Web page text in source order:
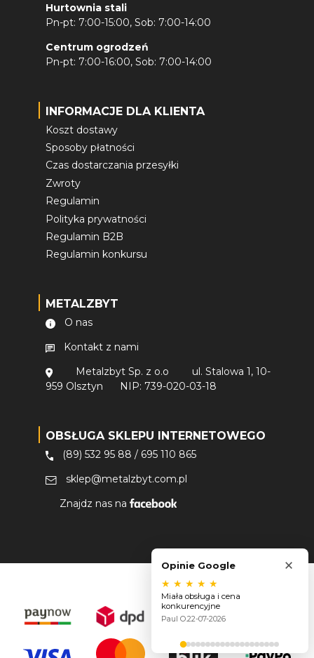
Hurtownia stali
Pn-pt: 7:00-15:00, Sob: 7:00-14:00
Centrum ogrodzeń
Pn-pt: 7:00-16:00, Sob: 7:00-14:00
INFORMACJE DLA KLIENTA
Koszt dostawy
Sposoby płatności
Czas dostarczania przesyłki
Zwroty
Regulamin
Polityka prywatności
Regulamin B2B
Regulamin konkursu
METALZBYT
O nas
Kontakt z nami
Metalzbyt Sp. z o.o
ul. Stalowa 1, 10-
959 Olsztyn
NIP: 739-020-03-18
OBSŁUGA SKLEPU INTERNETOWEGO
(89) 532 95 88 / 695 110 865
sklep@metalzbyt.com.pl
Znajdz nas na
Opinie Google ×
★ ★ ★ ★ ★
Miała obsługa i cena
konkurencyjne
Paul O.22-07-2026